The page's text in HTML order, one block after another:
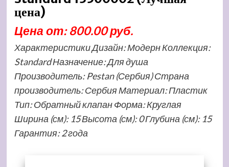
цена)
Цена от: 800.00 руб.
Характеристики Дизайн: Модерн Коллекция:
Standard Назначение: Для душа
Производитель: Pestan (Сербия) Страна
производитель: Сербия Материал: Пластик
Тип: Обратный клапан Форма: Круглая
Ширина (см): 15 Высота (см): 0 Глубина (см): 15
Гарантия: 2 года